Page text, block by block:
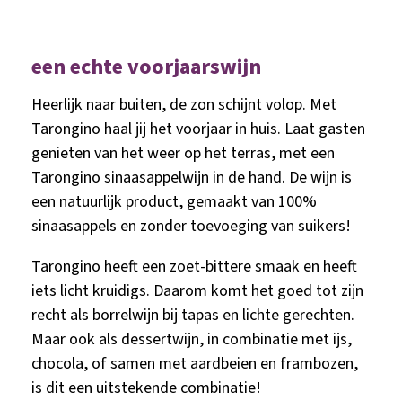
een echte voorjaarswijn
Heerlijk naar buiten, de zon schijnt volop. Met
Tarongino haal jij het voorjaar in huis. Laat gasten
genieten van het weer op het terras, met een
Tarongino sinaasappelwijn in de hand. De wijn is
een natuurlijk product, gemaakt van 100%
sinaasappels en zonder toevoeging van suikers!
Tarongino heeft een zoet-bittere smaak en heeft
iets licht kruidigs. Daarom komt het goed tot zijn
recht als borrelwijn bij tapas en lichte gerechten.
Maar ook als dessertwijn, in combinatie met ijs,
chocola, of samen met aardbeien en frambozen,
is dit een uitstekende combinatie!